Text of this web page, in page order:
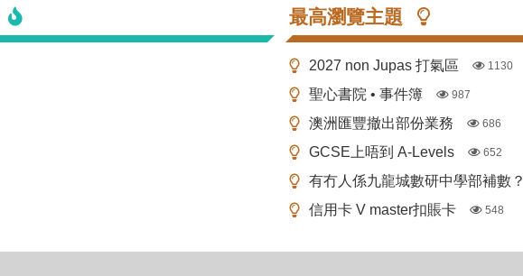
最高瀏覽主題
2027 non Jupas 打氣區 1130
聖心書院 • 事件簿 987
澳洲匯豐撤出部份業務 686
GCSE上唔到 A-Levels 652
有冇人係九龍城數研中學部補數？
信用卡 V master扣賬卡 548